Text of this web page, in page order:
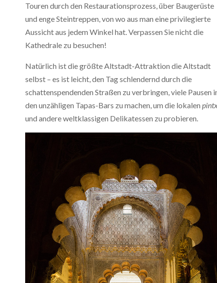
Touren durch den Restaurationsprozess, über Baugerüste
und enge Steintreppen, von wo aus man eine privilegierte
Aussicht aus jedem Winkel hat. Verpassen Sie nicht die
Kathedrale zu besuchen!
Natürlich ist die größte Altstadt-Attraktion die Altstadt
selbst – es ist leicht, den Tag schlendernd durch die
schattenspendenden Straßen zu verbringen, viele Pausen
den unzähligen Tapas-Bars zu machen, um die lokalen
und andere weltklassigen Delikatessen zu probieren.